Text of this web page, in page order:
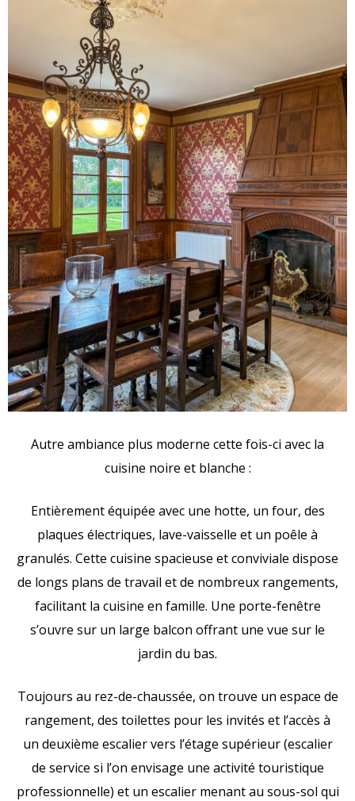
Autre ambiance plus moderne cette fois-ci avec la
cuisine noire et blanche :
Entièrement équipée avec une hotte, un four, des
plaques électriques, lave-vaisselle et un poêle à
granulés. Cette cuisine spacieuse et conviviale dispose
de longs plans de travail et de nombreux rangements,
facilitant la cuisine en famille. Une porte-fenêtre
s’ouvre sur un large balcon offrant une vue sur le
jardin du bas.
Toujours au rez-de-chaussée, on trouve un espace de
rangement, des toilettes pour les invités et l’accès à
un deuxième escalier vers l’étage supérieur (escalier
de service si l’on envisage une activité touristique
professionnelle) et un escalier menant au sous-sol qui